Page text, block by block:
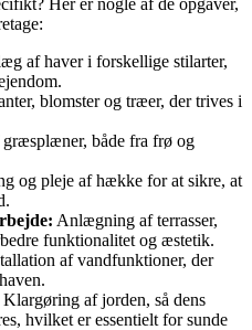
af haver i forskellige stilarter,
blomster og træer, der trives i
både fra frø og
og pleje af hække for at sikre, at
Anlægning af terrasser,
funktionalitet og æstetik.
af vandfunktioner, der
Klargøring af jorden, så dens
hvilket er essentielt for sunde